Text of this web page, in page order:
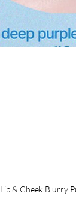
Lip & Cheek Blurry